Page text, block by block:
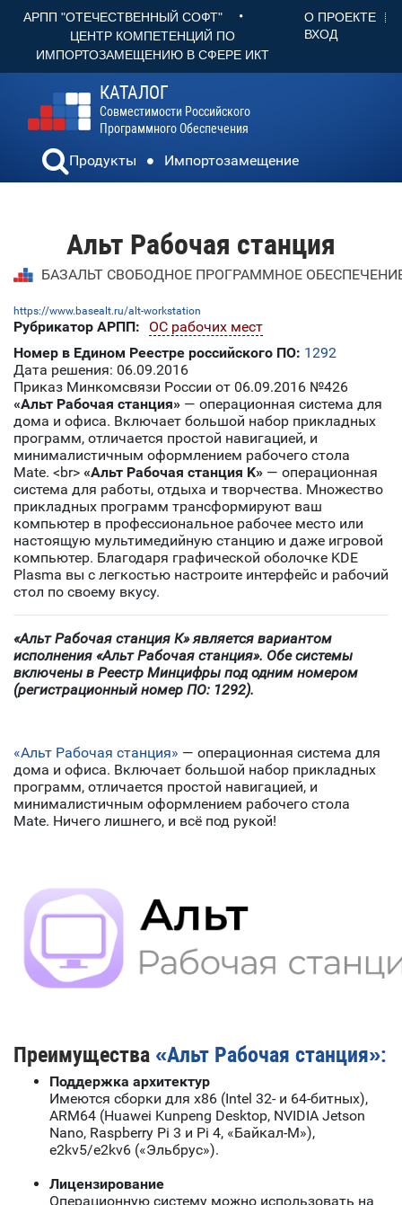
АРПП "ОТЕЧЕСТВЕННЫЙ СОФТ" •
ЦЕНТР КОМПЕТЕНЦИЙ ПО
ИМПОРТОЗАМЕЩЕНИЮ В СФЕРЕ ИКТ
О ПРОЕКТЕ
ВХОД
КАТАЛОГ
Совместимости Российского
Программного Обеспечения
Продукты Импортозамещение
Альт Рабочая станция
БАЗАЛЬТ СВОБОДНОЕ ПРОГРАММНОЕ
https://www.basealt.ru/alt-workstation
Рубрикатор АРПП:
ОС рабочих мест
Номер в Едином Реестре российского ПО: 1292
Дата решения: 06.09.2016
Приказ Минкомсвязи России от 06.09.2016 №426
«Альт Рабочая станция» — операционная система для
дома и офиса. Включает большой набор прикладных
программ, отличается простой навигацией, и
минималистичным оформлением рабочего стола
Mate. <br> «Альт Рабочая станция K» — операционная
система для работы, отдыха и творчества. Множество
прикладных программ трансформируют ваш
компьютер в профессиональное рабочее место или
настоящую мультимедийную станцию и даже игровой
компьютер. Благодаря графической оболочке KDE
Plasma вы с легкостью настроите интерфейс и рабочий
стол по своему вкусу.
«Альт Рабочая станция К» является вариантом
исполнения «Альт Рабочая станция». Обе системы
включены в Реестр Минцифры под одним номером
(регистрационный номер ПО: 1292).
«Альт Рабочая станция» — операционная система для
дома и офиса. Включает большой набор прикладных
программ, отличается простой навигацией, и
минималистичным оформлением рабочего стола
Mate. Ничего лишнего, и всё под рукой!
Преимущества «Альт Рабочая станция»:
Поддержка архитектур
Имеются сборки для x86 (Intel 32- и 64-битных),
ARM64 (Huawei Kunpeng Desktop, NVIDIA Jetson
Nano, Raspberry Pi 3 и Pi 4, «Байкал-М»),
e2kv5/e2kv6 («Эльбрус»).
Лицензирование
Операционную систему можно использовать на